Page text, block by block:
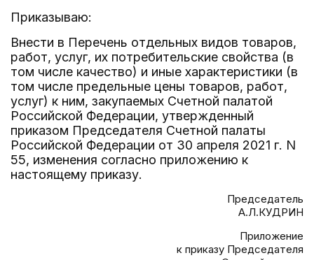
Приказываю:
Внести в Перечень отдельных видов товаров,
работ, услуг, их потребительские свойства (в
том числе качество) и иные характеристики (в
том числе предельные цены товаров, работ,
услуг) к ним, закупаемых Счетной палатой
Российской Федерации, утвержденный
приказом Председателя Счетной палаты
Российской Федерации от 30 апреля 2021 г. N
55, изменения согласно приложению к
настоящему приказу.
Председатель
А.Л.КУДРИН
Приложение
к приказу Председателя